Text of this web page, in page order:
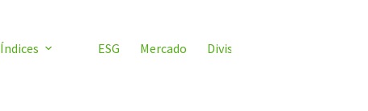
Índices ESG Mercado Divisas